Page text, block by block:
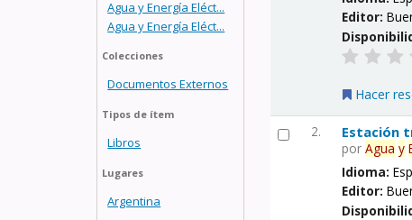
Agua y Energía Eléct...
Agua y Energía Eléct...
Colecciones
Documentos Externos
Tipos de ítem
Libros
Lugares
Argentina
Editor:
Hacer
2. Estación
porAgua y
Idioma:
Editor: